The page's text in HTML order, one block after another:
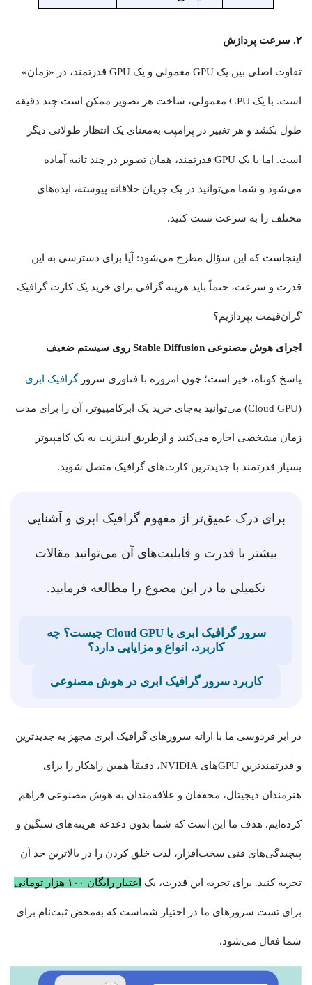
۲. سرعت پردازش
تفاوت اصلی بین یک GPU معمولی و یک GPU قدرتمند، در «زمان»
است. با یک GPU معمولی، ساخت هر تصویر ممکن است چند دقیقه
طول بکشد و هر تغییر در پرامپت به‌معنای یک انتظار طولانی دیگر
است. اما با یک GPU قدرتمند، همان تصویر در چند ثانیه آماده
می‌شود و شما می‌توانید در یک جریان خلاقانه پیوسته، ایده‌های
مختلف را به سرعت تست کنید.
اینجاست که این سؤال مطرح می‌شود: آیا برای دسترسی به این
قدرت و سرعت، حتماً باید هزینه گزافی برای خرید یک کارت گرافیک
گران‌قیمت بپردازیم؟
اجرای هوش مصنوعی Stable Diffusion روی سیستم ضعیف
پاسخ کوتاه، خیر است؛ چون امروزه با فناوری سرورگرافیک ابری
(Cloud GPU) می‌توانید به‌جای خرید یک ابرکامپیوتر، آن را برای مدت
زمان مشخصی اجاره می‌کنید و ازطریق اینترنت به یک کامپیوتر
بسیار قدرتمند با جدیدترین کارت‌های گرافیک متصل شوید.
برای درک عمیق‌تر از مفهوم گرافیک ابری و آشنایی
بیشتر با قدرت و قابلیت‌های آن می‌توانید مقالات
تکمیلی ما در این مضوع را مطالعه فرمایید.
سرور گرافیک ابری یا Cloud GPU چیست؟ چه
کاربرد، انواع و مزایایی دارد؟
کاربرد سرور گرافیک ابری در هوش مصنوعی
در ابر فردوسی ما با ارائه سرورهای گرافیک ابری مجهز به جدیدترین
و قدرتمندترین GPUهای NVIDIA، دقیقاً همین راهکار را برای
هنرمندان دیجیتال، محققان و علاقه‌مندان به هوش مصنوعی فراهم
کرده‌ایم. هدف ما این است که شما بدون دغدغه هزینه‌های سنگین و
پیچیدگی‌های فنی سخت‌افزار، لذت خلق کردن را در بالاترین حد آن
تجربه کنید. برای تجربه این قدرت، یک اعتبار رایگان ۱۰۰ هزار تومانی
برای تست سرورهای ما در اختیار شماست که به‌محض ثبت‌نام برای
شما فعال می‌شود.